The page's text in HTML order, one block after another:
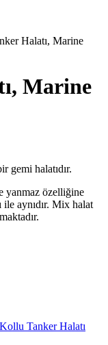
Halatı, Marine
Marine
halatıdır.
yanmaz özelliğine
aynıdır. Mix halat
Tanker Halatı